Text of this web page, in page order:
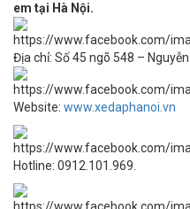
em tại Hà Nội.
Địa chỉ: Số 45 ngõ 548 –
Website: www.xedaphanoi.vn
Hotline: 0912.101.969.